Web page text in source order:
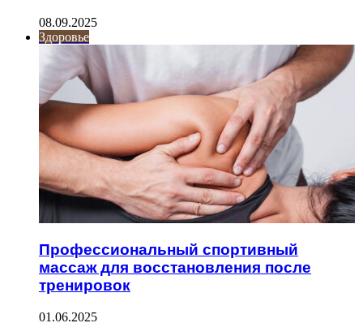
08.09.2025
Здоровье
Профессиональный спортивный
массаж для восстановления после
тренировок
01.06.2025